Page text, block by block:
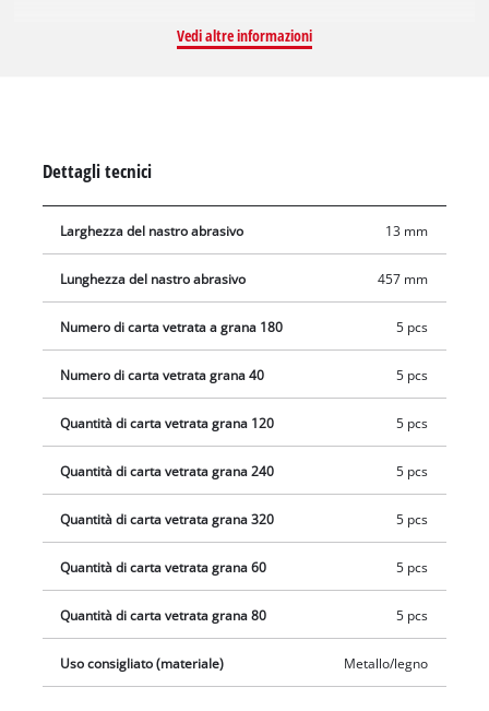
180, 240 e 320. I nastri abrasivi usurati possono essere
Vedi altre informazioni
Dettagli tecnici
Larghezza del nastro abrasivo 13 mm
Lunghezza del nastro abrasivo 457 mm
Numero di carta vetrata a grana 180 5 pcs
Numero di carta vetrata grana 40 5 pcs
Quantità di carta vetrata grana 120 5 pcs
Quantità di carta vetrata grana 240 5 pcs
Quantità di carta vetrata grana 320 5 pcs
Quantità di carta vetrata grana 60 5 pcs
Quantità di carta vetrata grana 80 5 pcs
Uso consigliato (materiale) Metallo/legno